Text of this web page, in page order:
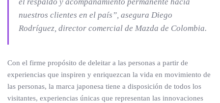
nuestros clientes en el país”, asegura Diego
Rodríguez, director comercial de Mazda de Colombia.
Con el firme propósito de deleitar a las personas a partir de
experiencias que inspiren y enriquezcan la vida en movimiento de
las personas, la marca japonesa tiene a disposición de todos los
visitantes, experiencias únicas que representan las innovaciones